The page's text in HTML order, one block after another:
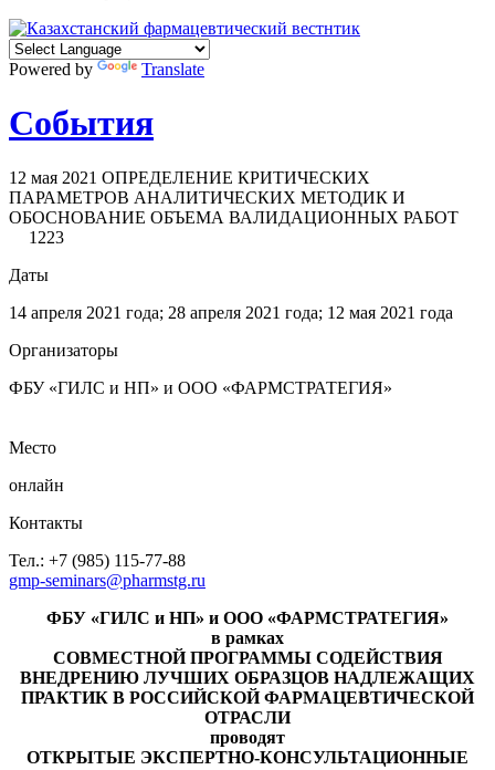
Powered by Translate
События
12 мая 2021 ОПРЕДЕЛЕНИЕ КРИТИЧЕСКИХ
ПАРАМЕТРОВ АНАЛИТИЧЕСКИХ МЕТОДИК И
ОБОСНОВАНИЕ ОБЪЕМА ВАЛИДАЦИОННЫХ РАБОТ
1223
Даты
14 апреля 2021 года; 28 апреля 2021 года; 12 мая 2021 года
Организаторы
ФБУ «ГИЛС и НП» и ООО «ФАРМСТРАТЕГИЯ»
Место
онлайн
Контакты
Тел.: +7 (985) 115-77-88
gmp-seminars@pharmstg.ru
ФБУ «ГИЛС и НП» и ООО «ФАРМСТРАТЕГИЯ»
в рамках
СОВМЕСТНОЙ ПРОГРАММЫ СОДЕЙСТВИЯ
ВНЕДРЕНИЮ ЛУЧШИХ ОБРАЗЦОВ НАДЛЕЖАЩИХ
ПРАКТИК В РОССИЙСКОЙ ФАРМАЦЕВТИЧЕСКОЙ
ОТРАСЛИ
проводят
ОТКРЫТЫЕ ЭКСПЕРТНО-КОНСУЛЬТАЦИОННЫЕ